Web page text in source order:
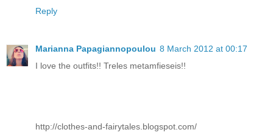
Reply
Marianna Papagiannopoulou 8 March 2012 at 00:17
I love the outfits!! Treles metamfieseis!!
http://clothes-and-fairytales.blogspot.com/